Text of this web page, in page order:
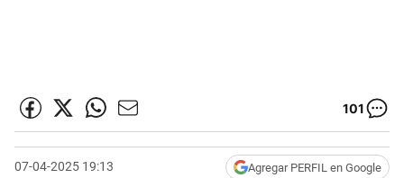
101
07-04-2025 19:13 Agregar PERFIL en Google